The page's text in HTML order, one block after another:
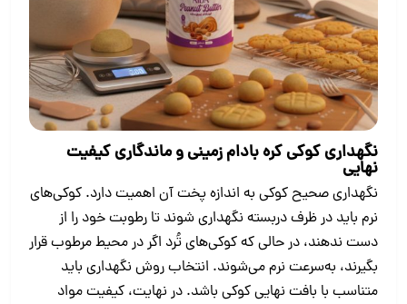
نگهداری کوکی کره بادام زمینی و ماندگاری کیفیت
نهایی
نگهداری صحیح کوکی به اندازه پخت آن اهمیت دارد. کوکی‌های
نرم باید در ظرف دربسته نگهداری شوند تا رطوبت خود را از
دست ندهند، در حالی که کوکی‌های تُرد اگر در محیط مرطوب قرار
بگیرند، به‌سرعت نرم می‌شوند. انتخاب روش نگهداری باید
متناسب با بافت نهایی کوکی باشد. در نهایت، کیفیت مواد